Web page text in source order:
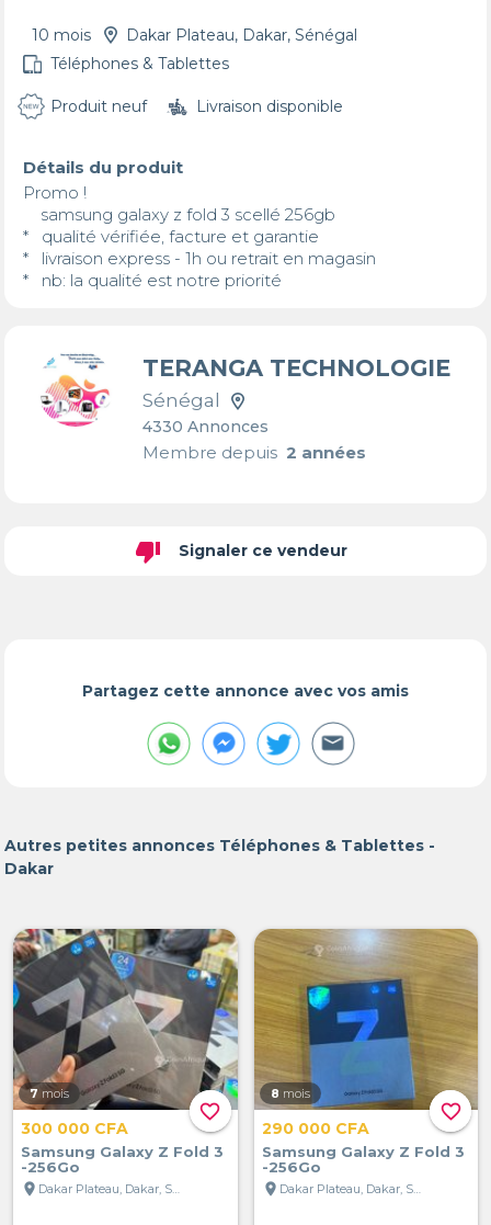
10 mois
Dakar Plateau, Dakar, Sénégal
Téléphones & Tablettes
Produit neuf Livraison disponible
Détails du produit
Promo !
*   qualité vérifiée, facture et garantie
*   livraison express - 1h ou retrait en magasin
*   nb: la qualité est notre priorité
TERANGA TECHNOLOGIE
Sénégal
4330 Annonces
Membre depuis2 années
thumb_down Signaler ce vendeur
Partagez cette annonce avec vos amis
Autres petites annonces Téléphones & Tablettes -
Dakar
favorite_border
7 mois
300 000 CFA
Samsung Galaxy Z Fold 3
-256Go
location_on
Dakar Plateau, Dakar, Sénégal
favorite_border
8 mois
290 000 CFA
Samsung Galaxy Z Fold 3
-256Go
location_on
Dakar Plateau, Dakar, Sénégal